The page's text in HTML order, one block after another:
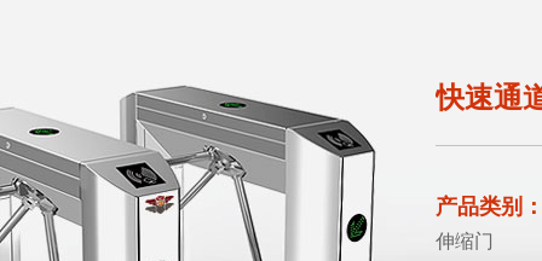
快速通
产品类别
伸缩门